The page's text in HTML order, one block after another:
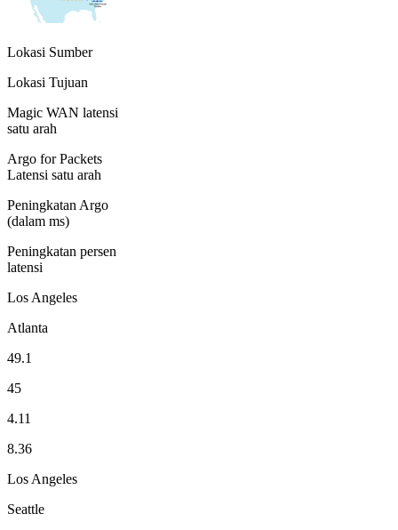
Lokasi Sumber
Lokasi Tujuan
Magic WAN latensi
satu arah
Argo for Packets
Latensi satu arah
Peningkatan Argo
(dalam ms)
Peningkatan persen
latensi
Los Angeles
Atlanta
49.1
45
4.11
8.36
Los Angeles
Seattle